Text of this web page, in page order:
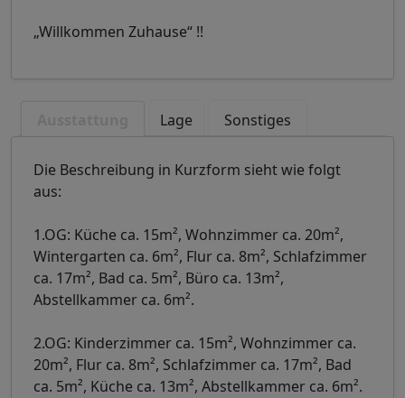
„Willkommen Zuhause“ !!
Lage Sonstiges
Die Beschreibung in Kurzform sieht wie folgt
aus:
1.OG: Küche ca. 15m², Wohnzimmer ca. 20m²,
Wintergarten ca. 6m², Flur ca. 8m², Schlafzimmer
ca. 17m², Bad ca. 5m², Büro ca. 13m²,
Abstellkammer ca. 6m².
2.OG: Kinderzimmer ca. 15m², Wohnzimmer ca.
20m², Flur ca. 8m², Schlafzimmer ca. 17m², Bad
ca. 5m², Küche ca. 13m², Abstellkammer ca. 6m².